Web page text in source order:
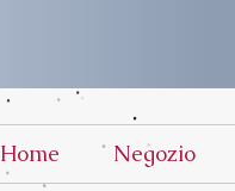
Home Negozio